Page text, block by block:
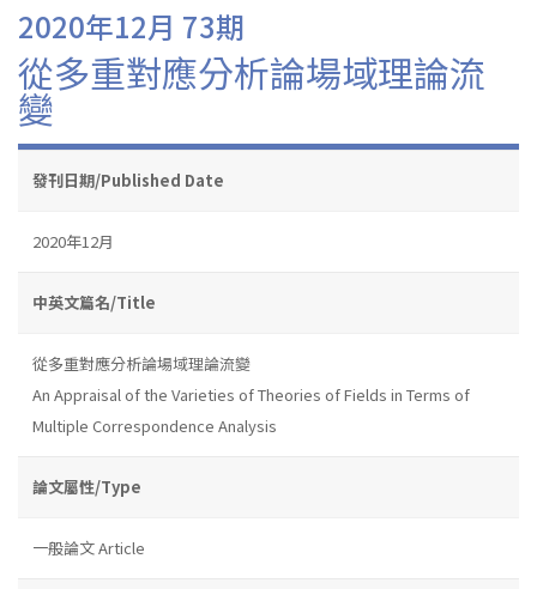
2020年12月 73期
從多重對應分析論場域理論流
變
發刊日期/Published Date
2020年12月
中英文篇名/Title
從多重對應分析論場域理論流變
An Appraisal of the Varieties of Theories of Fields in Terms of
Multiple Correspondence Analysis
論文屬性/Type
一般論文 Article